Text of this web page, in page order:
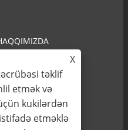
GÖNDƏRIN
X
təklif
etmək və
kukilərdən
etməklə